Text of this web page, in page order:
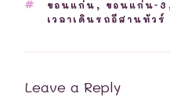
TAGS
ขอนแก่น , ขอนแก่น-3
เวลาเดินรถอีสานทัวร์
Leave a Reply